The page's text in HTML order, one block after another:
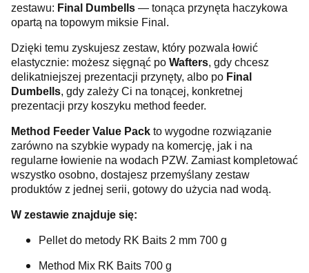
zestawu: Final Dumbells — tonąca przynęta haczykowa
opartą na topowym miksie Final.
Dzięki temu zyskujesz zestaw, który pozwala łowić
elastycznie: możesz sięgnąć po Wafters, gdy chcesz
delikatniejszej prezentacji przynęty, albo po Final
Dumbells, gdy zależy Ci na tonącej, konkretnej
prezentacji przy koszyku method feeder.
Method Feeder Value Pack to wygodne rozwiązanie
zarówno na szybkie wypady na komercję, jak i na
regularne łowienie na wodach PZW. Zamiast kompletować
wszystko osobno, dostajesz przemyślany zestaw
produktów z jednej serii, gotowy do użycia nad wodą.
W zestawie znajduje się:
Pellet do metody RK Baits 2 mm 700 g
Method Mix RK Baits 700 g